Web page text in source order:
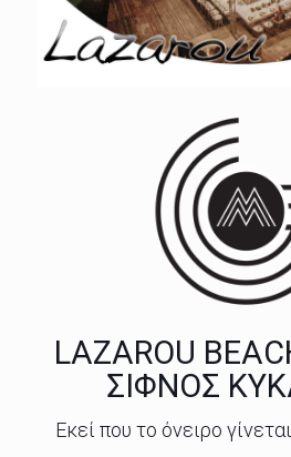
LAZAROU
ΣΙΦΝΟΣ
Εκεί που το όνειρο